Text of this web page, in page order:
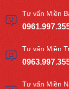
Tư vấn Miền
Tư vấn Miền
Tư vấn Miền